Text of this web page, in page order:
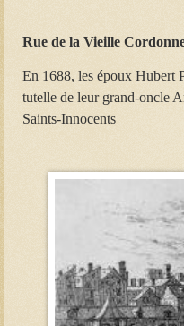
Rue de la Vieille
En 1688, les époux Hubert
tutelle de leur grand-oncle
Saints-Innocents